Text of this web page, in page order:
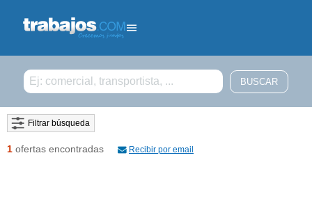
Filtrar búsqueda
1 ofertas encontradas Recibir por email